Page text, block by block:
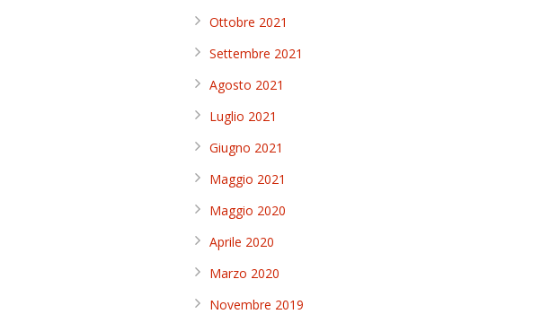
Ottobre 2021
Settembre 2021
Agosto 2021
Luglio 2021
Giugno 2021
Maggio 2021
Maggio 2020
Aprile 2020
Marzo 2020
Novembre 2019